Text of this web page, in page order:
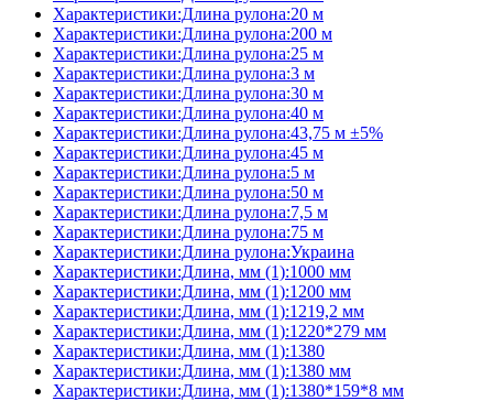
Характеристики:Длина рулона:20 м
Характеристики:Длина рулона:200 м
Характеристики:Длина рулона:25 м
Характеристики:Длина рулона:3 м
Характеристики:Длина рулона:30 м
Характеристики:Длина рулона:40 м
Характеристики:Длина рулона:43,75 м ±5%
Характеристики:Длина рулона:45 м
Характеристики:Длина рулона:5 м
Характеристики:Длина рулона:50 м
Характеристики:Длина рулона:7,5 м
Характеристики:Длина рулона:75 м
Характеристики:Длина рулона:Украина
Характеристики:Длина, мм (1):1000 мм
Характеристики:Длина, мм (1):1200 мм
Характеристики:Длина, мм (1):1219,2 мм
Характеристики:Длина, мм (1):1220*279 мм
Характеристики:Длина, мм (1):1380
Характеристики:Длина, мм (1):1380 мм
Характеристики:Длина, мм (1):1380*159*8 мм